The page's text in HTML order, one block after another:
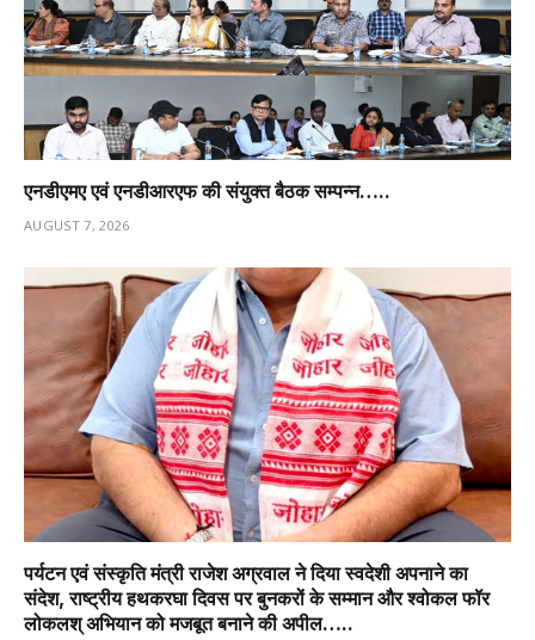
एनडीएमए एवं एनडीआरएफ की संयुक्त बैठक सम्पन्न…..
AUGUST 7, 2026
पर्यटन एवं संस्कृति मंत्री राजेश अग्रवाल ने दिया स्वदेशी अपनाने का
संदेश, राष्ट्रीय हथकरघा दिवस पर बुनकरों के सम्मान और श्वोकल फॉर
लोकलश् अभियान को मजबूत बनाने की अपील…..